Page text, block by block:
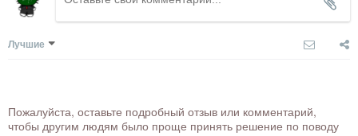
Лучшие
Пожалуйста, оставьте подробный отзыв или комментарий,
чтобы другим людям было проще принять решение по поводу